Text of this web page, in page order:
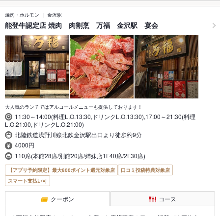
焼肉・ホルモン 金沢駅
能登牛認定店 焼肉 肉割烹 万福 金沢駅 宴会
大人気のランチではアルコールメニューも提供しております！
11:30～14:00(料理L.O.13:30,ドリンクL.O.13:30),17:00～21:30(料理
L.O.21:00,ドリンクL.O.21:00)
北陸鉄道浅野川線北鉄金沢駅出口より徒歩約9分
4000円
110席(本館28席/別館20席/姉妹店1F40席/2F30席)
【アプリ予約限定】最大800ポイント還元対象店
口コミ投稿特典対象店
スマート支払い可
クーポン コース